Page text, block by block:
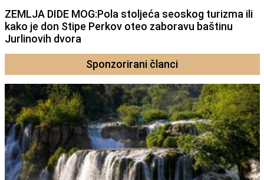
ZEMLJA DIDE MOG:Pola stoljeća seoskog turizma ili
kako je don Stipe Perkov oteo zaboravu baštinu
Jurlinovih dvora
Sponzorirani članci